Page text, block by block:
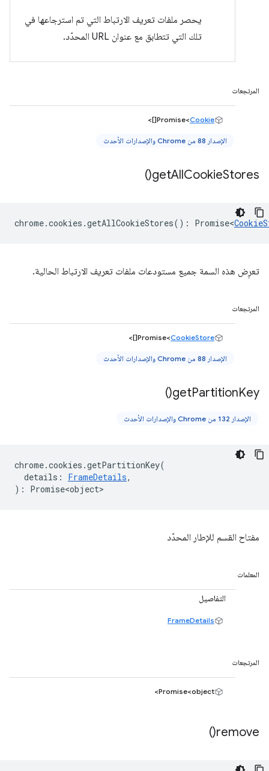
يحصر ملفات تعريف الارتباط التي تم استرجاعها في
تلك التي تتطابق مع عنوان URL المحدّد.
المرتجعات
Promise<Cookie
[]>
الإصدار 88 من Chrome والإصدارات الأحدث
getAllCookieStores(
)
chrome.cookies .getAllCookieStores() : Promise<
تعرِض هذه السمة جميع مستودعات ملفات تعريف الارتباط الحالية.
المرتجعات
Promise<CookieStore
[]>
الإصدار 88 من Chrome والإصدارات الأحدث
getPartitionKey(
)
الإصدار 132 من Chrome والإصدارات الأحدث
chrome.cookies .getPartitionKey(
details : FrameDetails,
) : Promise<object>
مفتاح القسم للإطار المحدّد
المعلمات
التفاصيل
FrameDetails
المرتجعات
Promise<object>
remove(
)